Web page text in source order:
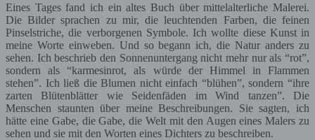
Eines Tages fand ich ein altes Buch über mittelalterliche Malerei.
Die Bilder sprachen zu mir, die leuchtenden Farben, die feinen
Pinselstriche, die verborgenen Symbole. Ich wollte diese Kunst in
meine Worte einweben. Und so begann ich, die Natur anders zu
sehen. Ich beschrieb den Sonnenuntergang nicht mehr nur als “rot”,
sondern als “karmesinrot, als würde der Himmel in Flammen
stehen”. Ich ließ die Blumen nicht einfach “blühen”, sondern “ihre
zarten Blütenblätter wie Seidenfäden im Wind tanzen”. Die
Menschen staunten über meine Beschreibungen. Sie sagten, ich
hätte eine Gabe, die Gabe, die Welt mit den Augen eines Malers zu
sehen und sie mit den Worten eines Dichters zu beschreiben.